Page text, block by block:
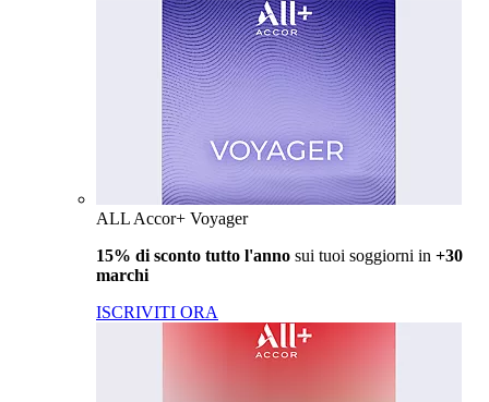
ALL Accor+ Voyager
15% di sconto tutto l'anno sui tuoi soggiorni in +30
marchi
ISCRIVITI ORA